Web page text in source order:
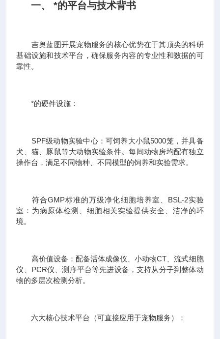
一、 *的平台与技术背书
吉奥蓝图开展宠物服务的核心优势在于其顶尖的科研
基础设施和技术平台，确保服务内容的专业性和数据的可
靠性。
*的硬件设施：
SPF级动物实验中心：可饲养大小鼠5000笼，并具备
犬、猫、豚鼠等大动物实验条件。每间动物房均配有独立
操作台，满足不同物种、不同模型的饲养和实验需求。
符合GMP标准的万级净化细胞培养室、BSL-2实验
室：为病原体检测、细胞相关实验提供安全、洁净的环
境。
高价值设备：配备活体成像仪、小动物CT、流式细胞
仪、PCR仪、测序平台等先进设备，支持从分子到整体动
物的多层次检测分析。
六大核心技术平台（可直接应用于宠物服务）：